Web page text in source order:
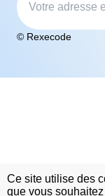
© Rexecode
Ce site utilise des
que vous